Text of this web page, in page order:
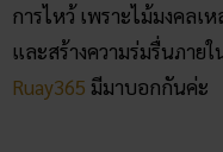
การไหว้ เพราะไม้มงคลเ
และสร้างความร่มรื่นภาย
Ruay365 มีมาบอกกันค่ะ